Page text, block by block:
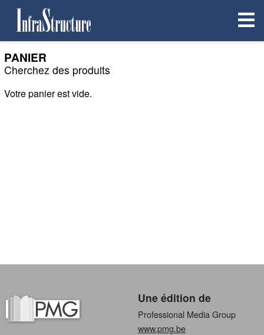
PANIER
Cherchez des produits
Votre panier est vide.
Une édition de
Professional Media Group
www.pmg.be